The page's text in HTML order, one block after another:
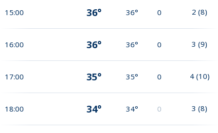
15:00 36° 36° 0 2 (8)
16:00 36° 36° 0 3 (9)
17:00 35° 35° 0 4 (10)
18:00 34° 34° 0 3 (8)